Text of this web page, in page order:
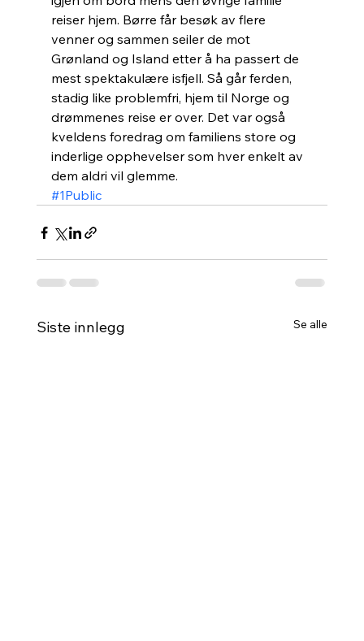
reiser hjem. Børre får besøk av flere
venner og sammen seiler de mot
Grønland og Island etter å ha passert de
mest spektakulære isfjell. Så går ferden,
stadig like problemfri, hjem til Norge og
drømmenes reise er over. Det var også
kveldens foredrag om familiens store og
inderlige opphevelser som hver enkelt av
dem aldri vil glemme.
#1Public
Siste innlegg Se alle